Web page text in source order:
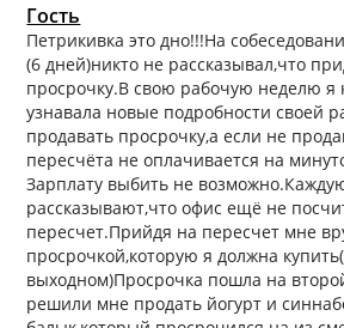
Гость
Петрикивка это дно!!!На
(6 дней)никто не рассказывал,что
просрочку.В свою рабочую неделю я
узнавала новые подробности своей
продавать просрочку,а если не
пересчёта не оплачивается на
Зарплату выбить не
рассказывают,что офис ещё не
пересчет.Прийдя на пересчет мне
просрочкой,которую я должна
выходном)Просрочка пошла на
решили мне продать йогурт и